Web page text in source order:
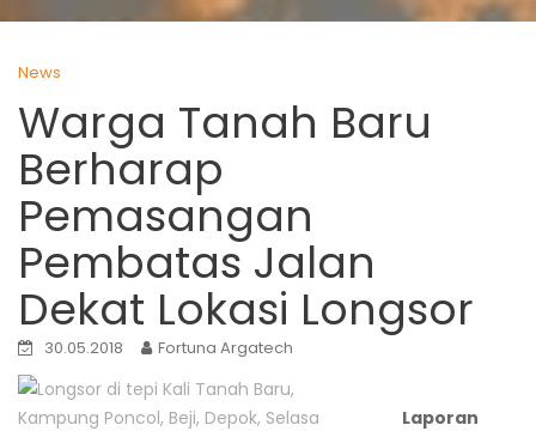
News
Warga Tanah Baru
Berharap
Pemasangan
Pembatas Jalan
Dekat Lokasi Longsor
30.05.2018 Fortuna Argatech
Laporan